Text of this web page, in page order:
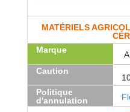
MATÉRIELS
Marque
Caution
Politique
d'annulation